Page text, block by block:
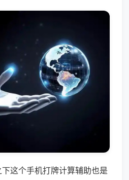
这个手机打牌计算辅助也是